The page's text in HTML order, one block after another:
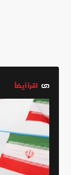
اقرأ أيضاً